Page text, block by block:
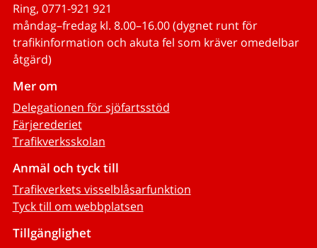
Ring, 0771-921 921
måndag–fredag kl. 8.00–16.00 (dygnet runt för
trafikinformation och akuta fel som kräver omedelbar
åtgärd)
Mer om
Delegationen för sjöfartsstöd
Färjerederiet
Trafikverksskolan
Anmäl och tyck till
Trafikverkets visselblåsarfunktion
Tyck till om webbplatsen
Tillgänglighet